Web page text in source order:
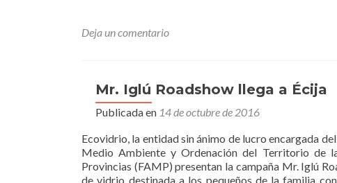
Deja un comentario
Mr. Iglú Roadshow llega a Écija
Publicada en 14 de octubre de 2016
Ecovidrio, la entidad sin ánimo de lucro encargada
Medio Ambiente y Ordenación del Territorio de
Provincias (FAMP) presentan la campaña Mr. Iglú
de vidrio destinada a los pequeños de la familia